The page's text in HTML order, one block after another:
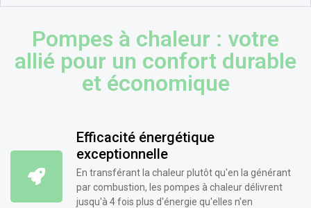
Pompes à chaleur : votre
allié pour un confort durable
et économique
Efficacité énergétique
exceptionnelle
En transférant la chaleur plutôt qu'en la générant
par combustion, les pompes à chaleur délivrent
jusqu'à 4 fois plus d'énergie qu'elles n'en